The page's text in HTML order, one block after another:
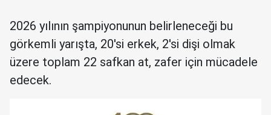
2026 yılının şampiyonunun belirleneceği bu
görkemli yarışta, 20'si erkek, 2'si dişi olmak
üzere toplam 22 safkan at, zafer için mücadele
edecek.